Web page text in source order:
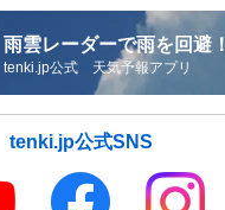
雨雲レーダーで雨を回避！
tenki.jp公式 天気予報アプリ
tenki.jp公式SNS